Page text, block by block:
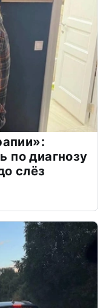
по диагнозу
слёз